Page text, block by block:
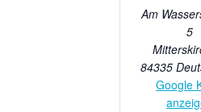
Am
5
84335
Google